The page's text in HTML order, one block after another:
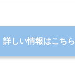
詳しい情報はこちら